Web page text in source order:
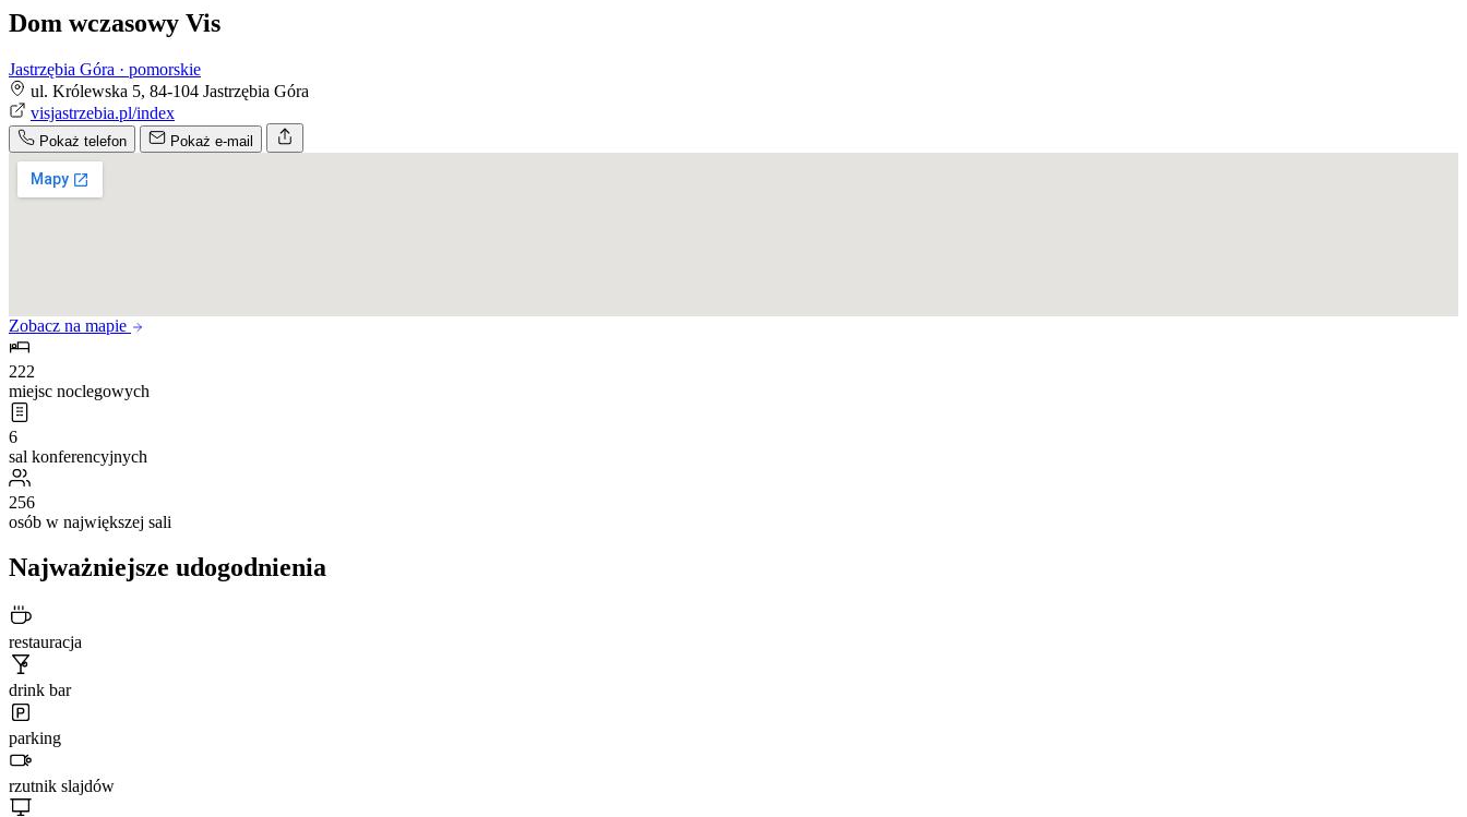
Dom wczasowy Vis
Jastrzębia Góra · pomorskie
ul. Królewska 5, 84-104 Jastrzębia Góra
visjastrzebia.pl/index
Pokaż telefon Pokaż e-mail
Zobacz na mapie
222
miejsc noclegowych
6
sal konferencyjnych
256
osób w największej sali
Najważniejsze udogodnienia
restauracja
drink bar
parking
rzutnik slajdów